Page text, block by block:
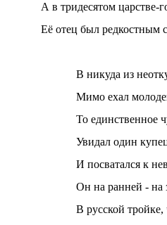
А в тридесятом царстве-
Её отец был редкостным
В никуда из
Мимо ехал
То единственное
Увидал один
И посватался к
Он на ранней - на
В русской тройке,